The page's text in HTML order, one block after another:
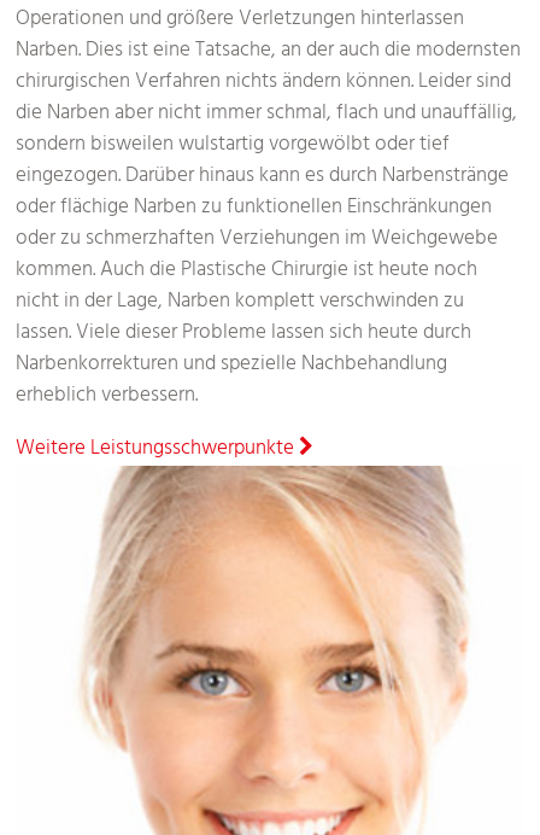
Operationen und größere Verletzungen hinterlassen
Narben. Dies ist eine Tatsache, an der auch die modernsten
chirurgischen Verfahren nichts ändern können. Leider sind
die Narben aber nicht immer schmal, flach und unauffällig,
sondern bisweilen wulstartig vorgewölbt oder tief
eingezogen. Darüber hinaus kann es durch Narbenstränge
oder flächige Narben zu funktionellen Einschränkungen
oder zu schmerzhaften Verziehungen im Weichgewebe
kommen. Auch die Plastische Chirurgie ist heute noch
nicht in der Lage, Narben komplett verschwinden zu
lassen. Viele dieser Probleme lassen sich heute durch
Narbenkorrekturen und spezielle Nachbehandlung
erheblich verbessern.
Weitere Leistungsschwerpunkte